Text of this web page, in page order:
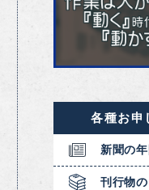
各種お申
新聞の
刊行物